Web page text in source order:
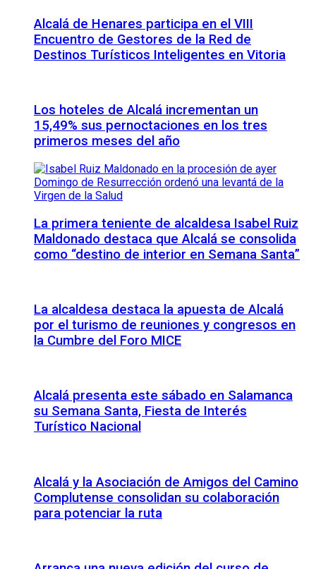
Alcalá de Henares participa en el VIII
Encuentro de Gestores de la Red de
Destinos Turísticos Inteligentes en Vitoria
Los hoteles de Alcalá incrementan un
15,49% sus pernoctaciones en los tres
primeros meses del año
La primera teniente de alcaldesa Isabel Ruiz
Maldonado destaca que Alcalá se consolida
como “destino de interior en Semana Santa”
La alcaldesa destaca la apuesta de Alcalá
por el turismo de reuniones y congresos en
la Cumbre del Foro MICE
Alcalá presenta este sábado en Salamanca
su Semana Santa, Fiesta de Interés
Turístico Nacional
Alcalá y la Asociación de Amigos del Camino
Complutense consolidan su colaboración
para potenciar la ruta